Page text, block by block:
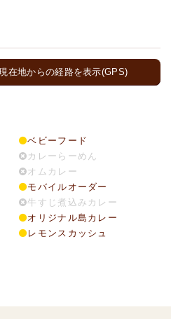
在地からの経路を表示(GPS)
ベビーフード
カレーらーめん
オムカレー
モバイルオーダー
牛すじ煮込みカレー
オリジナル島カレー
レモンスカッシュ